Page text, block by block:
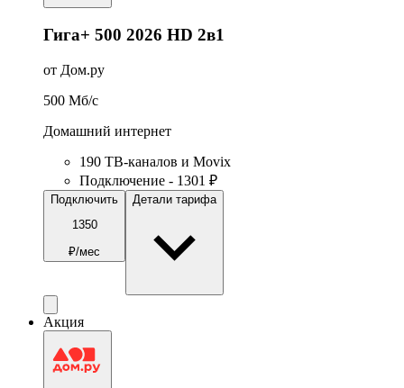
Гига+ 500 2026 HD 2в1
от Дом.ру
500 Мб/c
Домашний интернет
190 ТВ-каналов и Movix
Подключение - 1301 ₽
Подключить
1350
₽/мес
Детали тарифа
Акция